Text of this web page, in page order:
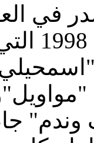
أغنية
"اعتراف